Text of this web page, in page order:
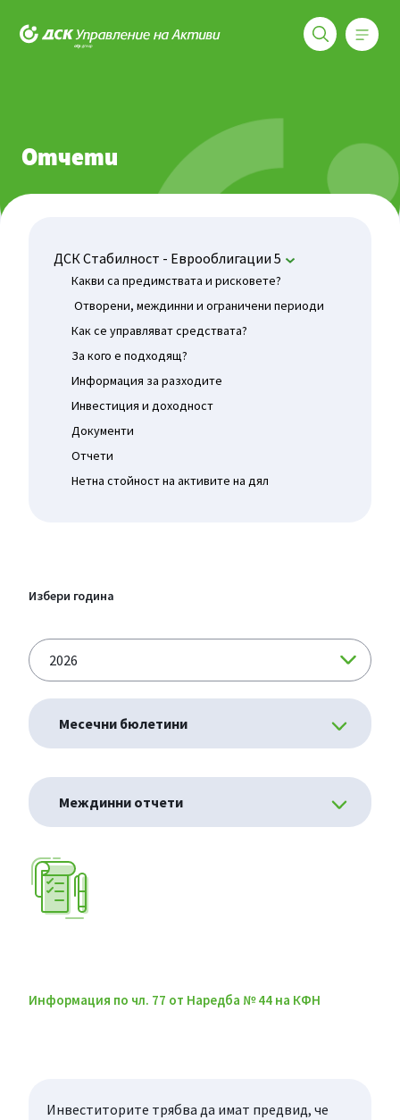
Отчети
ДСК Стабилност - Еврооблигации 5
Какви са предимствата и рисковете?
Отворени, междинни и ограничени периоди
Как се управляват средствата?
За кого е подходящ?
Информация за разходите
Инвестиция и доходност
Документи
Отчети
Нетна стойност на активите на дял
Избери година
Месечни бюлетини
Междинни отчети
Информация по чл. 77 от Наредба № 44 на КФН
Инвеститорите трябва да имат предвид, че